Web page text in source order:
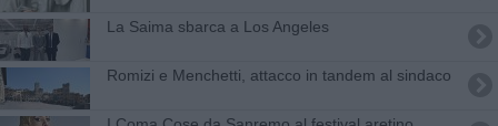
La Saima sbarca a Los Angeles
Romizi e Menchetti, attacco in tandem al sindaco